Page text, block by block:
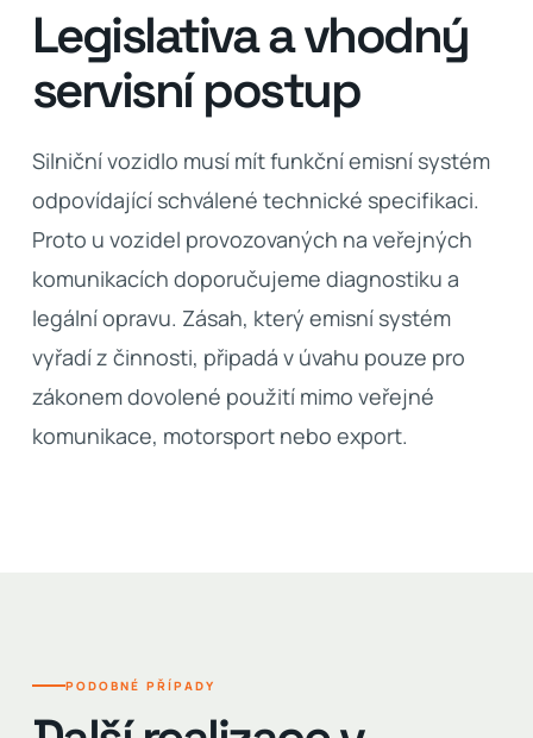
Legislativa a vhodný
servisní postup
Silniční vozidlo musí mít funkční emisní systém
odpovídající schválené technické specifikaci.
Proto u vozidel provozovaných na veřejných
komunikacích doporučujeme diagnostiku a
legální opravu. Zásah, který emisní systém
vyřadí z činnosti, připadá v úvahu pouze pro
zákonem dovolené použití mimo veřejné
komunikace, motorsport nebo export.
PODOBNÉ PŘÍPADY